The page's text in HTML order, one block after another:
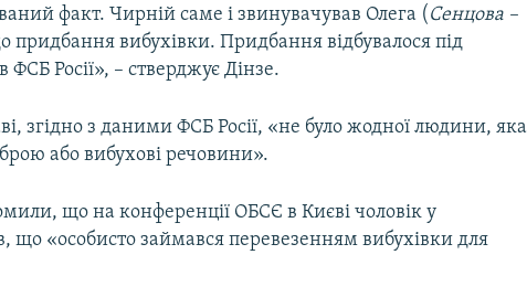
факт. Чирній саме і звинувачував Олега ( Сенцова –
придбання вибухівки. Придбання відбувалося під
ФСБ Росії», – стверджує Дінзе.
згідно з даними ФСБ Росії, «не було жодної людини, яка
або вибухові речовини».
що на конференції ОБСЄ в Києві чоловік у
що «особисто займався перевезенням вибухівки для